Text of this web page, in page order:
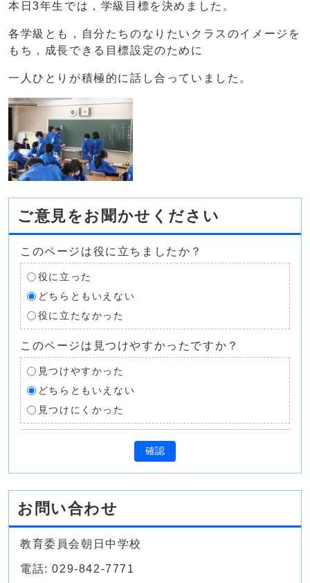
本日3年生では，学級目標を決めました。
各学級とも，自分たちのなりたいクラスのイメージを
もち，成長できる目標設定のために
一人ひとりが積極的に話し合っていました。
ご意見をお聞かせください
このページは役に立ちましたか？
役に立った
どちらともいえない
役に立たなかった
このページは見つけやすかったですか？
見つけやすかった
どちらともいえない
見つけにくかった
確認
お問い合わせ
教育委員会朝日中学校
電話: 029-842-7771